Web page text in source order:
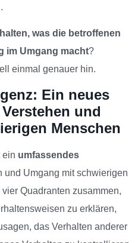
was die betroffenen
im Umgang macht?
einmal genauer hin.
Ein neues
und
Menschen
ein umfassendes
und Umgang mit schwierigen
Quadranten zusammen,
zu erklären,
das Verhalten anderer